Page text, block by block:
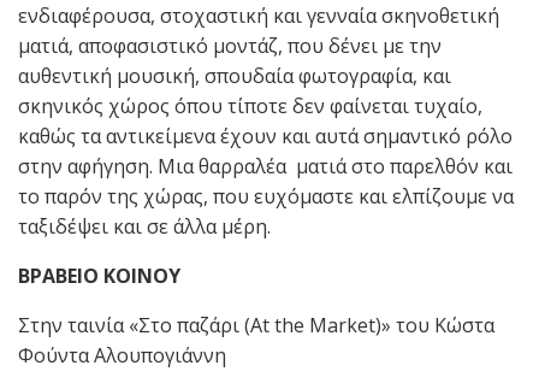
ενδιαφέρουσα, στοχαστική και γενναία σκηνοθετική
ματιά, αποφασιστικό μοντάζ, που δένει με την
αυθεντική μουσική, σπουδαία φωτογραφία, και
σκηνικός χώρος όπου τίποτε δεν φαίνεται τυχαίο,
καθώς τα αντικείμενα έχουν και αυτά σημαντικό ρόλο
στην αφήγηση. Μια θαρραλέα ματιά στο παρελθόν και
το παρόν της χώρας, που ευχόμαστε και ελπίζουμε να
ταξιδέψει και σε άλλα μέρη.
ΒΡΑΒΕΙΟ ΚΟΙΝΟΥ
Στην ταινία «Στο παζάρι (At the Market)» του Κώστα
Φούντα Αλουπογιάννη